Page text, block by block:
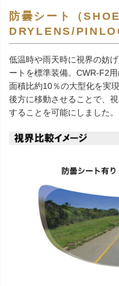
防曇シート（
DRYLENS/
低温時や雨天時に視界の妨
ートを標準装備。CWR-F2
面積比約10％の大型化を実
後方に移動させることで、
することを可能にしました。